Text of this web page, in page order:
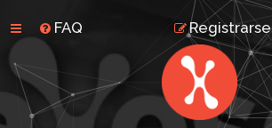
FAQ Registrarse